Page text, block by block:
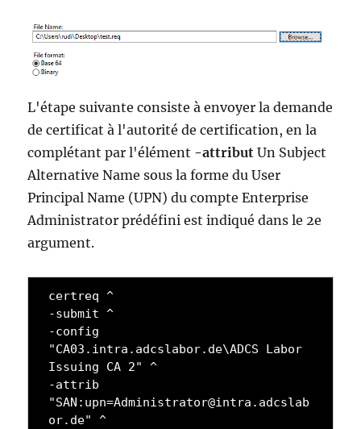
L'étape suivante consiste à envoyer la demande
de certificat à l'autorité de certification, en la
complétant par l'élément -attributUn Subject
Alternative Name sous la forme du User
Principal Name (UPN) du compte Enterprise
Administrator prédéfini est indiqué dans le 2e
argument.
certreq ^
-submit ^
-config
"CA03.intra.adcslabor.de\ADCS Labor
Issuing CA 2" ^
-attrib
"SAN:upn=Administrator@intra.adcslab
or.de" ^